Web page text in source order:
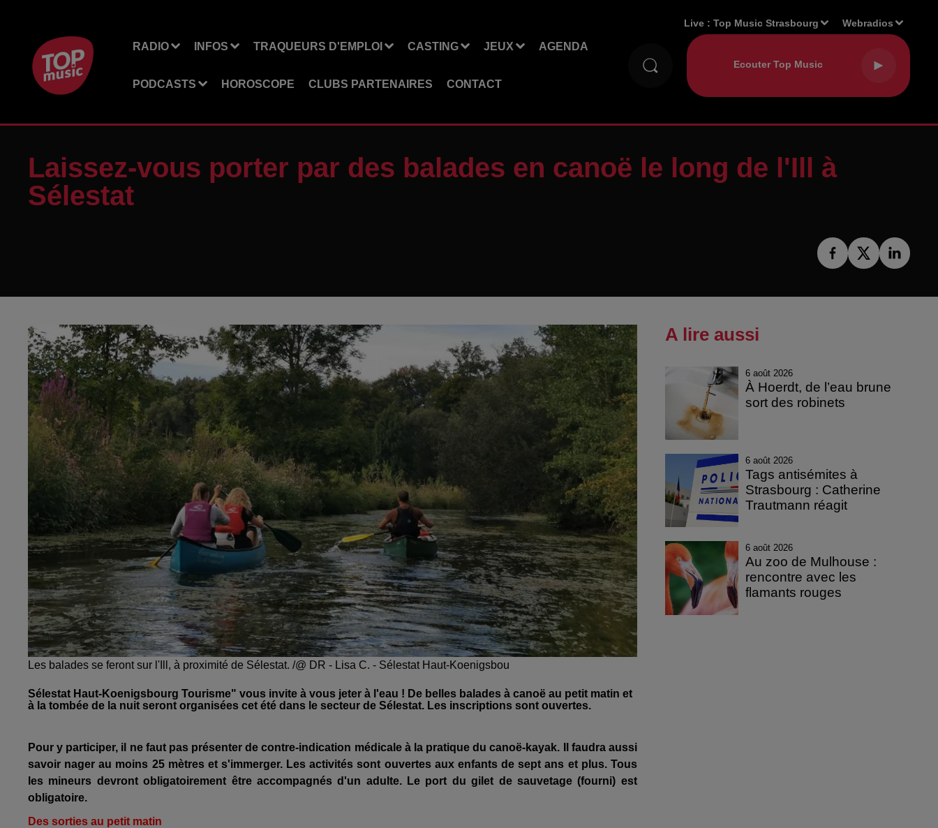
RADIO INFOS TRAQUEURS D'EMPLOI CASTING JEUX AGENDA
PODCASTS HOROSCOPE CLUBS PARTENAIRES CONTACT
Live :Top Music Strasbourg Webradios
Laissez-vous porter par des balades en canoë le long de l'Ill à
Sélestat
Les balades se feront sur l'Ill, à proximité de Sélestat. /@ DR - Lisa C. - Sélestat Haut-Koenigsbou
Sélestat Haut-Koenigsbourg Tourisme" vous invite à vous jeter à l'eau ! De belles balades à canoë au petit matin et
à la tombée de la nuit seront organisées cet été dans le secteur de Sélestat. Les inscriptions sont ouvertes.
Pour y participer, il ne faut pas présenter de contre-indication médicale à la pratique du canoë-kayak.
Il faudra aussi
savoir nager au moins 25 mètres et s'immerger. Les activités sont ouvertes aux enfants de sept ans et plus. Tous
les mineurs devront obligatoirement être accompagnés d'un adulte. Le port du gilet de sauvetage (fourni) est
obligatoire.
Des sorties au petit matin
A lire aussi
6 août 2026
À Hoerdt, de l’eau brune
sort des robinets
6 août 2026
Tags antisémites à
Strasbourg : Catherine
Trautmann réagit
6 août 2026
Au zoo de Mulhouse :
rencontre avec les
flamants rouges